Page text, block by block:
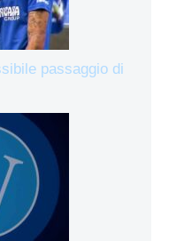
passaggio di